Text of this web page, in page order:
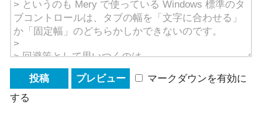
マークダウンを有効に
する